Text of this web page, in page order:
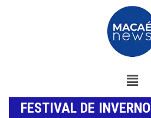
FESTIVAL DE INVERNO